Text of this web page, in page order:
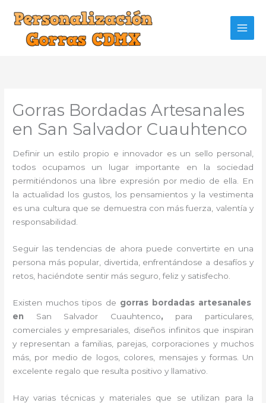
contenido
Gorras Bordadas Artesanales
en San Salvador Cuauhtenco
Definir un estilo propio e innovador es un sello personal,
todos ocupamos un lugar importante en la sociedad
permitiéndonos una libre expresión por medio de ella. En
la actualidad los gustos, los pensamientos y la vestimenta
es una cultura que se demuestra con más fuerza, valentía y
responsabilidad.
Seguir las tendencias de ahora puede convertirte en una
persona más popular, divertida, enfrentándose a desafíos y
retos, haciéndote sentir más seguro, feliz y satisfecho.
Existen muchos tipos de gorras bordadas artesanales
en San Salvador Cuauhtenco, para particulares,
comerciales y empresariales, diseños infinitos que inspiran
y representan a familias, parejas, corporaciones y muchos
más, por medio de logos, colores, mensajes y formas. Un
excelente regalo que resulta positivo y llamativo.
Hay varias técnicas y materiales que se utilizan para la